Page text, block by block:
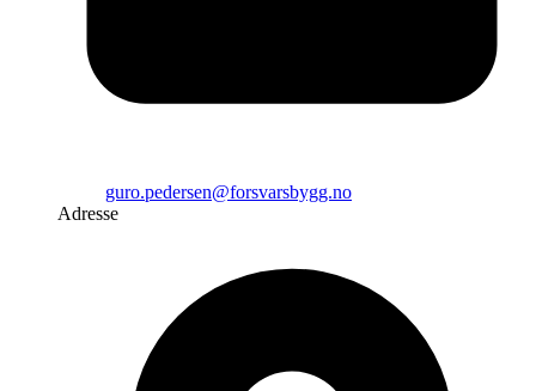
guro.pedersen@forsvarsbygg.no
Adresse